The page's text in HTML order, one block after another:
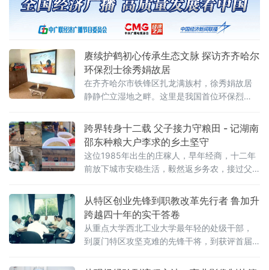
赓续护鹤初心传承生态文脉 探访齐齐哈尔
环保烈士徐秀娟故居
在齐齐哈尔市铁锋区扎龙满族村，徐秀娟故居
静静伫立湿地之畔。这里是我国首位环保烈
着徐家三代人薪火相传、守护扎龙湿地、呵护
丹顶鹤的感人事迹，是黑龙江省为数不多融合
生态文明教育、爱国主义教育、民俗文化传承
的标志性红色生态阵地，也是践行习近平生态
文明思想的重要实景教育课堂。故居建筑完整
跨界转身十二载 父子接力守粮田 - 记湖南
邵东种粮大户李求的乡土坚守
这位1985年出生的庄稼人，早年经商，十二年
前放下城市安稳生活，毅然返乡务农，接过父
能手。如今，他领办的合作社流转良田1800
亩，亩产远超当地平均水平，用实干在乡村振
兴的田野上书写着新时代种粮人的答卷。李求
的种粮路，缘起于父辈的土地情怀
从特区创业先锋到职教改革先行者 鲁加升
跨越四十年的实干答卷
从重点大学西北工业大学最年轻的处级干部，
到厦门特区攻坚克难的先锋干将，到获评首届
门南洋学院、提出“三元制”